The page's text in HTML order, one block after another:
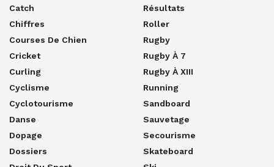
Catch
Chiffres
Courses De Chien
Cricket
Curling
Cyclisme
Cyclotourisme
Danse
Dopage
Dossiers
Résultats
Roller
Rugby
Rugby À 7
Rugby À XIII
Running
Sandboard
Sauvetage
Secourisme
Skateboard